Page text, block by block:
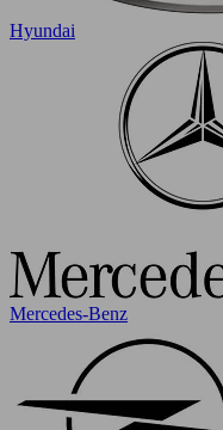
Hyundai
Mercedes-Benz